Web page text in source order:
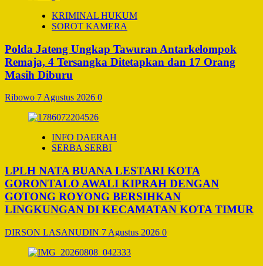
KRIMINAL HUKUM
SOROT KAMERA
Polda Jateng Ungkap Tawuran Antarkelompok
Remaja, 4 Tersangka Ditetapkan dan 17 Orang
Masih Diburu
Ribowo 7 Agustus 2026 0
INFO DAERAH
SERBA SERBI
LPLH NATA BUANA LESTARI KOTA
GORONTALO AWALI KIPRAH DENGAN
GOTONG ROYONG BERSIHKAN
LINGKUNGAN DI KECAMATAN KOTA TIMUR
DIRSON LASANUDIN 7 Agustus 2026 0